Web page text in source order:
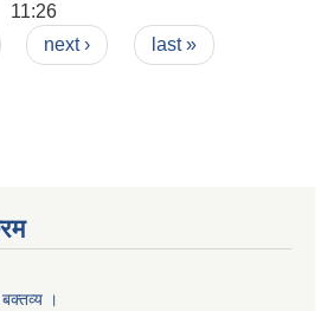
11:26
next › last »
।